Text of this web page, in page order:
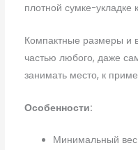
плотной сумке-укладке
Компактные размеры и
частью любого, даже
занимать место, к
Особенности:
Минимальный